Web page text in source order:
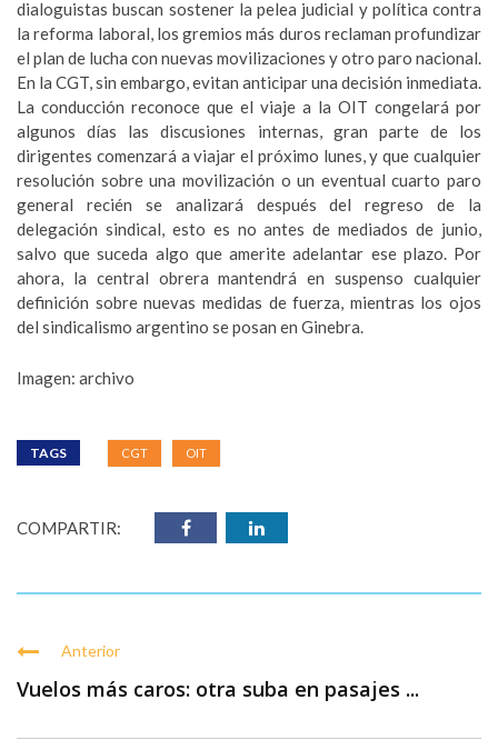
dialoguistas buscan sostener la pelea judicial y política contra
la reforma laboral, los gremios más duros reclaman profundizar
el plan de lucha con nuevas movilizaciones y otro paro nacional.
En la CGT, sin embargo, evitan anticipar una decisión inmediata.
La conducción reconoce que el viaje a la OIT congelará por
algunos días las discusiones internas, gran parte de los
dirigentes comenzará a viajar el próximo lunes, y que cualquier
resolución sobre una movilización o un eventual cuarto paro
general recién se analizará después del regreso de la
delegación sindical, esto es no antes de mediados de junio,
salvo que suceda algo que amerite adelantar ese plazo. Por
ahora, la central obrera mantendrá en suspenso cualquier
definición sobre nuevas medidas de fuerza, mientras los ojos
del sindicalismo argentino se posan en Ginebra.
Imagen: archivo
TAGS CGT OIT
COMPARTIR:
Anterior
Vuelos más caros: otra suba en pasajes ...